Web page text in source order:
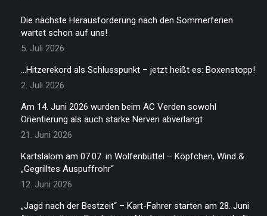
Die nächste Herausforderung nach den Sommerferien
wartet schon auf uns!
5. Juli 2026
…Hitzerekord als Schlusspunkt – jetzt heißt es: Boxenstopp!
2. Juli 2026
Am 14. Juni 2026 wurden beim AC Verden sowohl
Orientierung als auch starke Nerven abverlangt
21. Juni 2026
Kartslalom am 07.07. in Wolfenbüttel – Köpfchen, Wind &
„Gegrilltes Auspuffrohr“
12. Juni 2026
„Jagd nach der Bestzeit“ – Kart-Fahrer starten am 28. Juni